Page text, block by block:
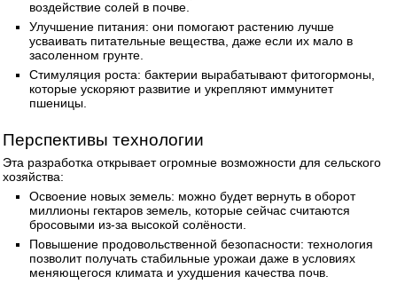
воздействие солей в почве.
Улучшение питания: они помогают растению лучше
усваивать питательные вещества, даже если их мало в
засоленном грунте.
Стимуляция роста: бактерии вырабатывают фитогормоны,
которые ускоряют развитие и укрепляют иммунитет
пшеницы.
Перспективы технологии
Эта разработка открывает огромные возможности для сельского
хозяйства:
Освоение новых земель: можно будет вернуть в оборот
миллионы гектаров земель, которые сейчас считаются
бросовыми из-за высокой солёности.
Повышение продовольственной безопасности: технология
позволит получать стабильные урожаи даже в условиях
меняющегося климата и ухудшения качества почв.